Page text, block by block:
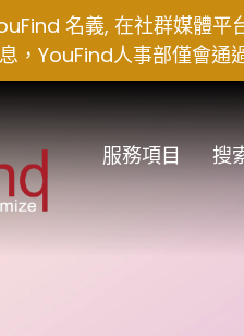
名義, 在社群媒體
，YouFind人事部僅會
服務項目 搜